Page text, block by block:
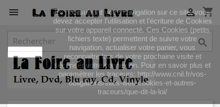
J'accepte
En poursuivant votre navigation sur ce site, vous
devez accepter l’utilisation et l'écriture de Cookies
sur votre appareil connecté. Ces Cookies (petits
fichiers texte) permettent de suivre votre
navigation, actualiser votre panier, vous
reconnaitre lors de votre prochaine visite et
sécuriser votre connexion. Pour en savoir plus et
paramétrer les traceurs: http://www.cnil.fr/vos-
obligations/sites-web-cookies-et-autres-
traceurs/que-dit-la-loi/
 shopping_cart

